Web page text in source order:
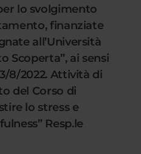
lo svolgimento
finanziate
all’Università
Scoperta”, ai sensi
8/2022. Attività di
del Corso di
lo stress e
Resp.le